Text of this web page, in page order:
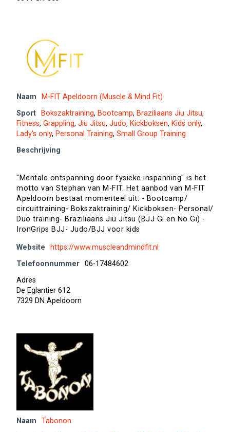
Naam
M-FIT Apeldoorn (Muscle & Mind Fit)
Sport
Bokszaktraining, Bootcamp, Braziliaans Jiu Jitsu,
Fitness, Grappling, Jiu Jitsu, Judo, Kickboksen, Kids only,
Lady's only, Personal Training, Small Group Training
Beschrijving
"Mentale ontspanning door fysieke inspanning" is het
motto van Stephan van M-FIT. Het aanbod van M-FIT
Apeldoorn bestaat momenteel uit: - Bootcamp/
circuittraining- Bokszaktraining/ Kickboksen- Personal/
Duo training- Braziliaans Jiu Jitsu (BJJ Gi en No Gi) -
IronGrips BJJ- Judo/BJJ voor kids
Website
https://www.muscleandmindfit.nl
Telefoonnummer 06-17484602
Adres
De Eglantier 612
7329 DN Apeldoorn
Naam
Tabonon